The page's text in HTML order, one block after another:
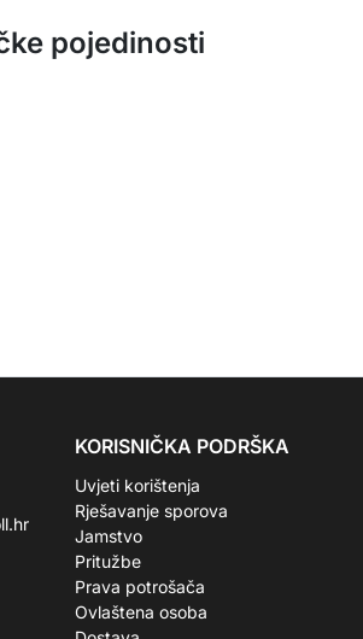
pojedinosti
KORISNIČKA PODRŠKA
Uvjeti korištenja
Rješavanje sporova
Jamstvo
Pritužbe
Prava potrošača
Ovlaštena osoba